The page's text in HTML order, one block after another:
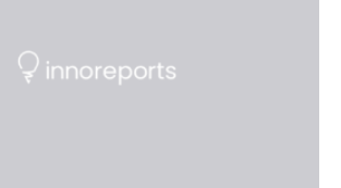
BIAL Award in Biomedicine ist in